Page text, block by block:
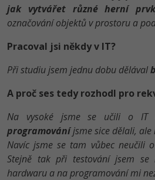
jak vytvářet různé herní
označování objektů v prostoru a
Pracoval jsi někdy v IT?
Při studiu jsem jednu dobu dělával
A proč ses tedy rozhodl pro
Na vysoké jsme se učili o IT
programováníjsme sice dělali, ale
Navíc jsme se tam vůbec neučili o
Stejně tak při testování jsem se
hardwaru a na programování mi